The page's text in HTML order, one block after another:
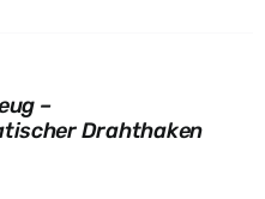
–
Drahthaken